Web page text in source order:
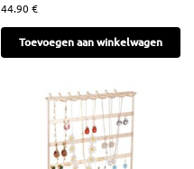
44.90€
Toevoegen aan winkelwagen